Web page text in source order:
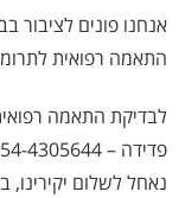
אנחנו פונים לציבור
התאמה רפואית
לבדיקת התאמה
פדידה – 054-4305644
נאחל לשלום יקירינו,